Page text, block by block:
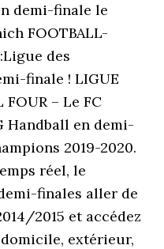
demi-finale le
FOOTBALL-
des
finale ! LIGUE
FOUR – Le FC
Handball en demi-
2019-2020.
réel, le
finales aller de
2015 et accédez
extérieur,